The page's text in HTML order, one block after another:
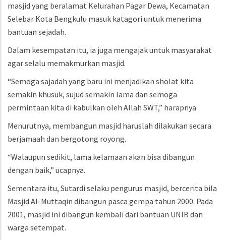
masjid yang beralamat Kelurahan Pagar Dewa, Kecamatan
Selebar Kota Bengkulu masuk katagori untuk menerima
bantuan sejadah.
Dalam kesempatan itu, ia juga mengajak untuk masyarakat
agar selalu memakmurkan masjid.
“Semoga sajadah yang baru ini menjadikan sholat kita
semakin khusuk, sujud semakin lama dan semoga
permintaan kita di kabulkan oleh Allah SWT,” harapnya.
Menurutnya, membangun masjid haruslah dilakukan secara
berjamaah dan bergotong royong.
“Walaupun sedikit, lama kelamaan akan bisa dibangun
dengan baik,” ucapnya.
Sementara itu, Sutardi selaku pengurus masjid, bercerita bila
Masjid Al-Muttaqin dibangun pasca gempa tahun 2000. Pada
2001, masjid ini dibangun kembali dari bantuan UNIB dan
warga setempat.